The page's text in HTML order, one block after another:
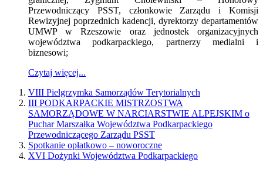
Przewodniczący PSST, członkowie Zarządu i Komisji
Rewizyjnej poprzednich kadencji, dyrektorzy departamentów
UMWP w Rzeszowie oraz jednostek organizacyjnych
województwa podkarpackiego, partnerzy medialni i
biznesowi;
Czytaj więcej...
VIII Pielgrzymka Samorządów Terytorialnych
III PODKARPACKIE MISTRZOSTWA
SAMORZĄDOWE W NARCIARSTWIE ALPEJSKIM o
Puchar Marszałka Województwa Podkarpackiego
Przewodniczącego Zarządu PSST
Spotkanie opłatkowo – noworoczne
XVI Dożynki Województwa Podkarpackiego